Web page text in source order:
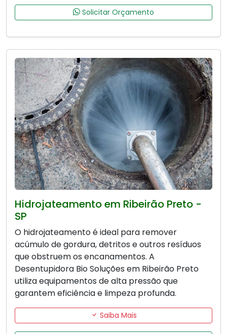
Solicitar Orçamento
Hidrojateamento em Ribeirão Preto -
SP
O hidrojateamento é ideal para remover
acúmulo de gordura, detritos e outros resíduos
que obstruem os encanamentos. A
Desentupidora Bio Soluções em Ribeirão Preto
utiliza equipamentos de alta pressão que
garantem eficiência e limpeza profunda.
Saiba Mais